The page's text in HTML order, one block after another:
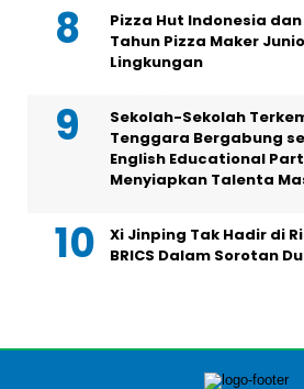
Pizza Hut Indonesia dan
Tahun Pizza Maker
Lingkungan
Sekolah-Sekolah
Tenggara Bergabung
English Educational
Menyiapkan Talenta
Xi Jinping Tak Hadir di
BRICS Dalam Sorotan